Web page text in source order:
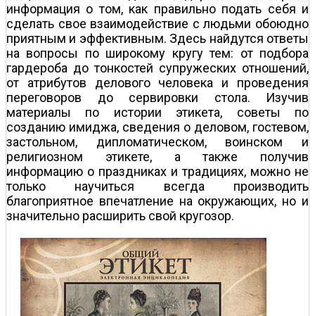
информация о том, как правильно подать себя и
сделать свое взаимодействие с людьми обоюдно
приятным и эффективным. Здесь найдутся ответы
на вопросы по широкому кругу тем: от подбора
гардероба до тонкостей супружеских отношений,
от атрибутов делового человека и проведения
переговоров до сервировки стола. Изучив
материалы по истории этикета, советы по
созданию имиджа, сведения о деловом, гостевом,
застольном, дипломатическом, воинском и
религиозном этикете, а также получив
информацию о праздниках и традициях, можно не
только научиться всегда производить
благоприятное впечатление на окружающих, но и
значительно расширить свой кругозор.